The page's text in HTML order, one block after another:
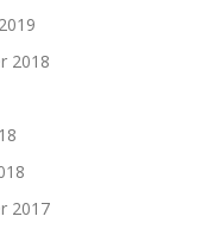
2018
2017